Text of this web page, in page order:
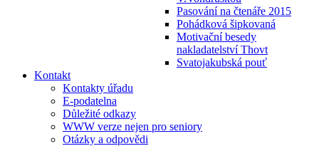
Pasování na čtenáře 2015
Pohádková šipkovaná
Motivační besedy
nakladatelství Thovt
Svatojakubská pouť
Kontakt
Kontakty úřadu
E-podatelna
Důležité odkazy
WWW verze nejen pro seniory
Otázky a odpovědi